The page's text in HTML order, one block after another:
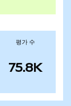
평가 수
75.8K